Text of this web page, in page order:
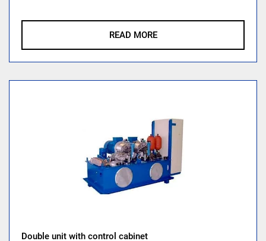
READ MORE
Double unit with control cabinet